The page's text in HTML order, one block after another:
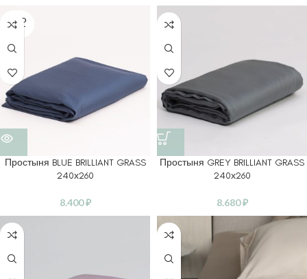
SOLD
OUT
Простыня BLUE BRILLIANT GRASS
240х260
8.400₽
Простыня GREY BRILLIANT GRASS
240х260
8.680₽